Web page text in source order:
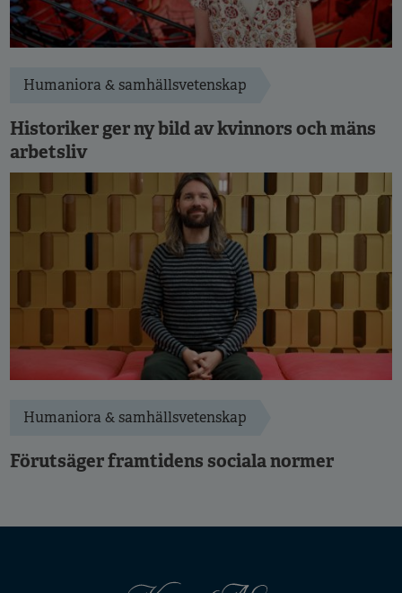
Humaniora & samhällsvetenskap
Historiker ger ny bild av kvinnors och mäns
arbetsliv
Humaniora & samhällsvetenskap
Förutsäger framtidens sociala normer